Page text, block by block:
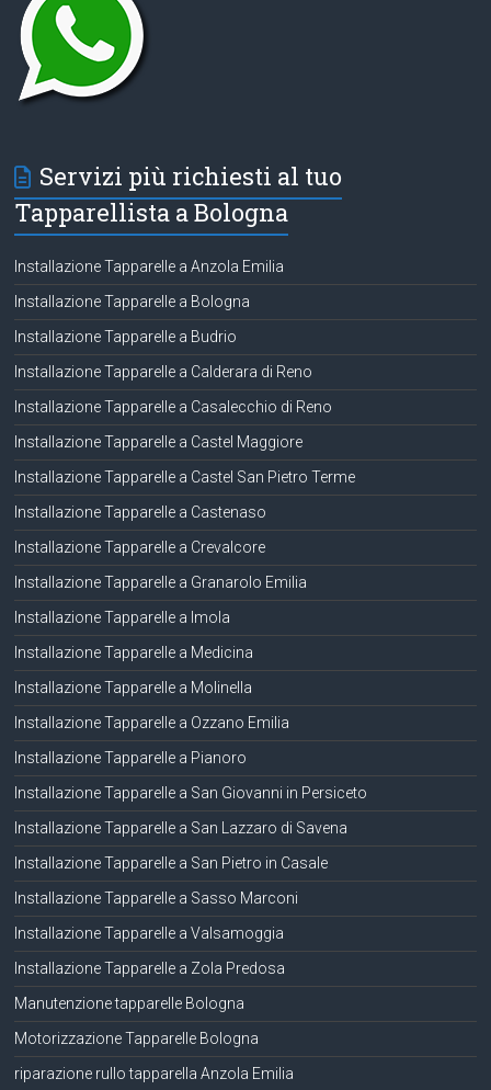
Servizi più richiesti al tuo
Tapparellista a Bologna
Installazione Tapparelle a Anzola Emilia
Installazione Tapparelle a Bologna
Installazione Tapparelle a Budrio
Installazione Tapparelle a Calderara di Reno
Installazione Tapparelle a Casalecchio di Reno
Installazione Tapparelle a Castel Maggiore
Installazione Tapparelle a Castel San Pietro Terme
Installazione Tapparelle a Castenaso
Installazione Tapparelle a Crevalcore
Installazione Tapparelle a Granarolo Emilia
Installazione Tapparelle a Imola
Installazione Tapparelle a Medicina
Installazione Tapparelle a Molinella
Installazione Tapparelle a Ozzano Emilia
Installazione Tapparelle a Pianoro
Installazione Tapparelle a San Giovanni in Persiceto
Installazione Tapparelle a San Lazzaro di Savena
Installazione Tapparelle a San Pietro in Casale
Installazione Tapparelle a Sasso Marconi
Installazione Tapparelle a Valsamoggia
Installazione Tapparelle a Zola Predosa
Manutenzione tapparelle Bologna
Motorizzazione Tapparelle Bologna
riparazione rullo tapparella Anzola Emilia